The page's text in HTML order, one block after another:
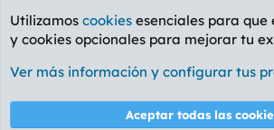
Etiquetas
Cookies
PL OLDSTYLE AMARILLO
Términos y reglas Política de
Utilizamos cookies esenciales para que
y cookies opcionales para mejorar tu
Ver más información y configurar tus
Aceptar todas las